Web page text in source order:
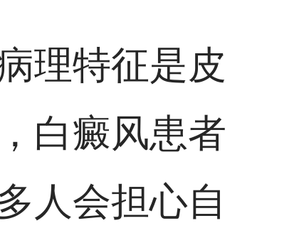
理特征是皮
白癜风患者
人会担心自